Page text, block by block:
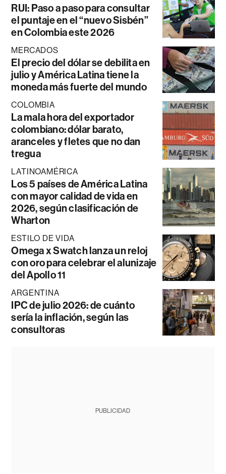
RUI: Paso a paso para consultar
el puntaje en el “nuevo Sisbén”
en Colombia este 2026
MERCADOS
El precio del dólar se debilita en
julio y América Latina tiene la
moneda más fuerte del mundo
COLOMBIA
La mala hora del exportador
colombiano: dólar barato,
aranceles y fletes que no dan
tregua
LATINOAMÉRICA
Los 5 países de América Latina
con mayor calidad de vida en
2026, según clasificación de
Wharton
ESTILO DE VIDA
Omega x Swatch lanza un reloj
con oro para celebrar el alunizaje
del Apollo 11
ARGENTINA
IPC de julio 2026: de cuánto
sería la inflación, según las
consultoras
PUBLICIDAD